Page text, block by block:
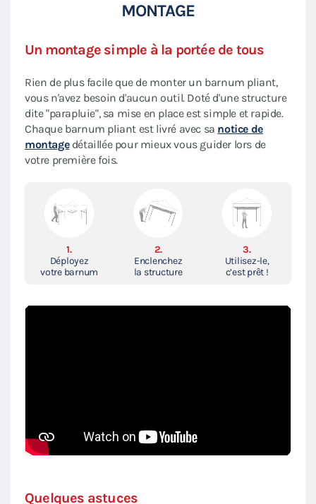
MONTAGE
Un montage simple à la portée de tous
Rien de plus facile que de monter un barnum pliant,
vous n'avez besoin d'aucun outil. Doté d'une structure
dite "parapluie", sa mise en place est simple et rapide.
Chaque barnum pliant est livré avec sa notice de
montagedétaillée pour mieux vous guider lors de
votre première fois.
1.
Déployez
votre barnum
2.
Enclenchez
la structure
3.
Utilisez-le,
c’est prêt !
Quelques astuces